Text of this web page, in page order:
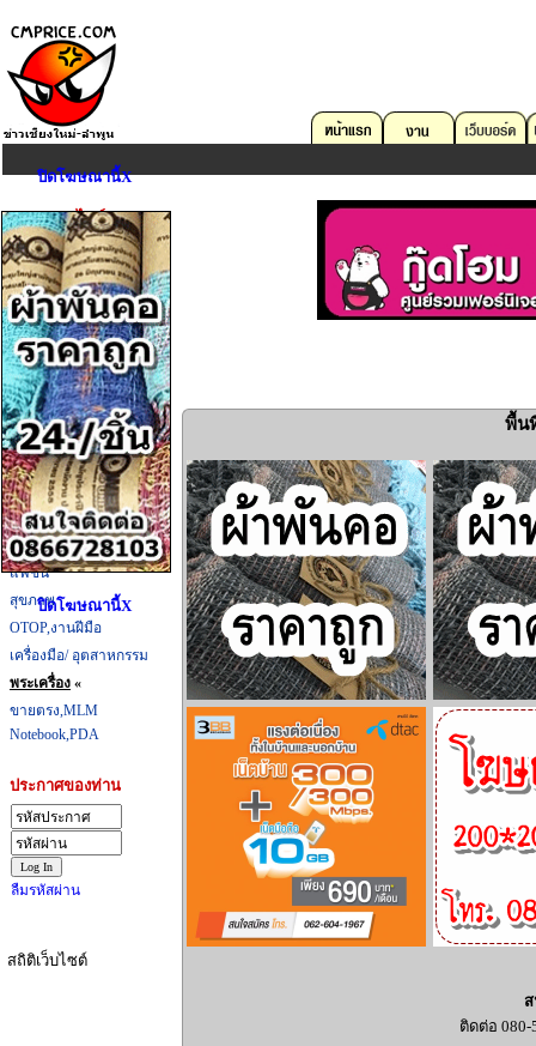
ตลาดออนไลน์
คอมพิวเตอร์
บริการด้าน IT
อสังหาริมทรัพย์
ยานพาหนะ
งาน
อุปกรณ์สื่อสาร
กล้องถ่ายรูป
Game,Entertain
ดนตรี,กีฬา,สัตว์เลี้ยง
การศึกษา,หนังสือ
เครื่องมือเครื่องใช้
ที่กิน,ที่เที่ยว
แฟชั่น
สุขภาพ
OTOP,งานฝีมือ
เครื่องมือ/ อุตสาหกรรม
พระเครื่อง «
ขายตรง,MLM
Notebook,PDA
ประกาศของท่าน
ลืมรหัสผ่าน
สถิติเว็บไซต์
พื้น
ติดต่อ 080-
ปิดโฆษณานี้X
ปิดโฆษณานี้X